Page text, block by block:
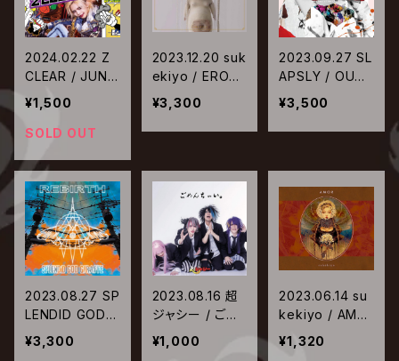
2024.02.22 Z
CLEAR / JUNKI
E
¥1,500
SOLD OUT
2023.12.20 suk
ekiyo / EROSI
O【通常盤】
¥3,300
2023.09.27 SL
APSLY / OUTB
URST ～The b
est of the CHI
YU～【通常盤】
¥3,500
2023.08.27 SP
LENDID GOD G
IRAFFE / REBI
RTH
¥3,300
2023.08.16 超
ジャシー / ごめ
んちゃい。
¥1,000
2023.06.14 su
kekiyo / AMO
R
¥1,320